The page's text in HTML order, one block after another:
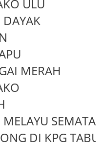
ULU
DAYAK
MERAH
MELAYU
DI KPG